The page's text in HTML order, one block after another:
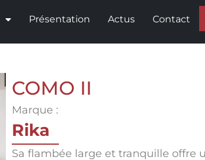
Présentation Actus Contact
COMO II
Marque :
Rika
Sa flambée large et tranquille offre